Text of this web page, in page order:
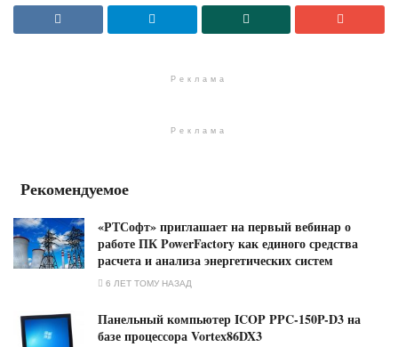
Реклама
Реклама
Рекомендуемое
«РТСофт» приглашает на первый вебинар о
работе ПК PowerFactory как единого средства
расчета и анализа энергетических систем
6 ЛЕТ ТОМУ НАЗАД
Панельный компьютер ICOP PPC-150P-D3 на
базе процессора Vortex86DX3